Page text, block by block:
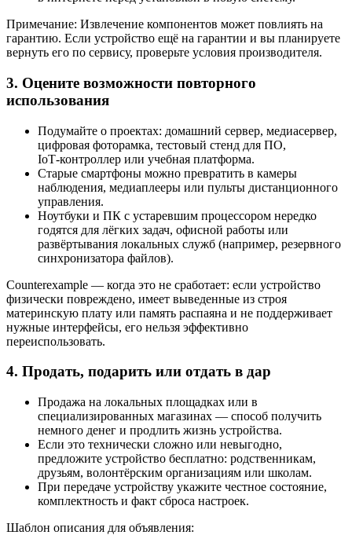
Примечание: Извлечение компонентов может повлиять на
гарантию. Если устройство ещё на гарантии и вы планируете
вернуть его по сервису, проверьте условия производителя.
3. Оцените возможности повторного
использования
Подумайте о проектах: домашний сервер, медиасервер,
цифровая фоторамка, тестовый стенд для ПО,
IoT‑контроллер или учебная платформа.
Старые смартфоны можно превратить в камеры
наблюдения, медиаплееры или пульты дистанционного
управления.
Ноутбуки и ПК с устаревшим процессором нередко
годятся для лёгких задач, офисной работы или
развёртывания локальных служб (например, резервного
синхронизатора файлов).
Counterexample — когда это не сработает: если устройство
физически повреждено, имеет выведенные из строя
материнскую плату или память распаяна и не поддерживает
нужные интерфейсы, его нельзя эффективно
переиспользовать.
4. Продать, подарить или отдать в дар
Продажа на локальных площадках или в
специализированных магазинах — способ получить
немного денег и продлить жизнь устройства.
Если это технически сложно или невыгодно,
предложите устройство бесплатно: родственникам,
друзьям, волонтёрским организациям или школам.
При передаче устройству укажите честное состояние,
комплектность и факт сброса настроек.
Шаблон описания для объявления: